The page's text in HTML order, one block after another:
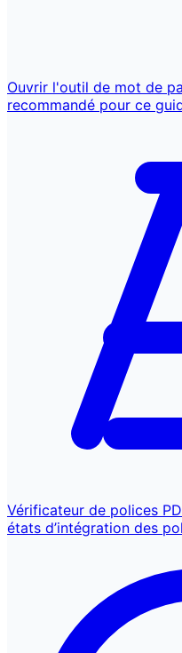
Ouvrir l'outil de mot de
recommandé pour ce
Vérificateur de polices
états d’intégration des